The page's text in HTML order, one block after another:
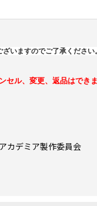
いますのでご了承ください。
ル、変更、返品はでき
カデミア製作委員会